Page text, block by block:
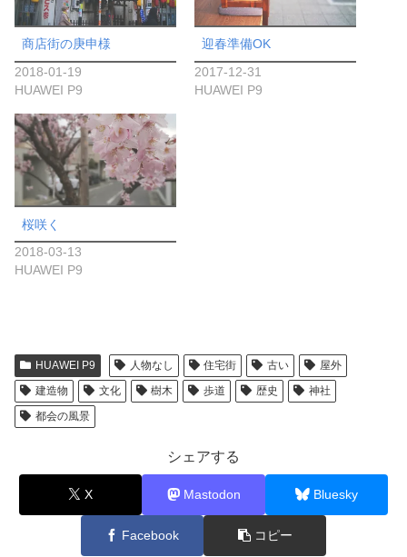
商店街の庚申様
2018-01-19
HUAWEI P9
迎春準備OK
2017-12-31
HUAWEI P9
桜咲く
2018-03-13
HUAWEI P9
HUAWEI P9 人物なし 住宅街 古い
屋外
建造物
文化 樹木 歩道 歴史
神社
都会の風景
シェアする
X Mastodon Bluesky
Facebook コピー